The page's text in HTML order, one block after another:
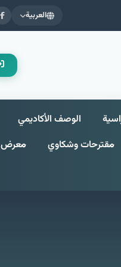
العربية
الوصف الأكاديمي
مقترحات وشکاوي
معرض